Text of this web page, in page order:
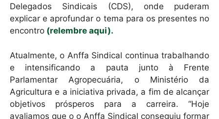
Delegados Sindicais (CDS), onde puderam
explicar e aprofundar o tema para os presentes no
encontro (relembre aqui).
Atualmente, o Anffa Sindical continua trabalhando
e intensificando a pauta junto à Frente
Parlamentar Agropecuária, o Ministério da
Agricultura e a iniciativa privada, a fim de alcançar
objetivos prósperos para a carreira. “Hoje
avaliamos que o o Anffa Sindical conseguiu formar